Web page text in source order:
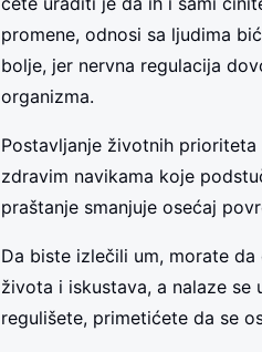
promene, odnosi sa ljudima
bolje, jer nervna regulacija
organizma.
Postavljanje životnih
zdravim navikama koje
praštanje smanjuje osećaj
Da biste izlečili um, morate
života i iskustava, a nalaze se
regulišete, primetićete da se